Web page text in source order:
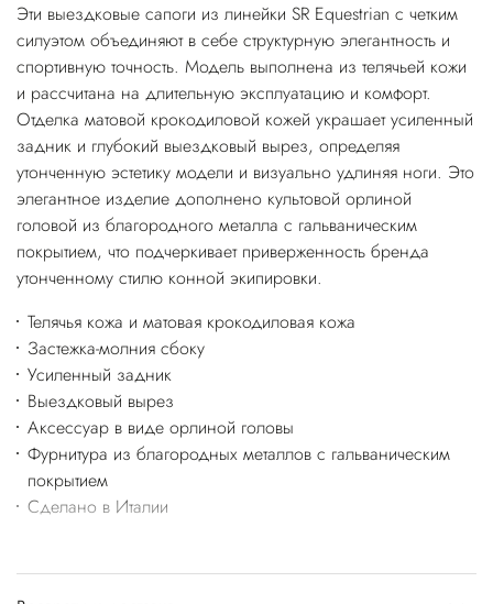
Эти выездковые сапоги из линейки SR Equestrian с четким
силуэтом объединяют в себе структурную элегантность и
спортивную точность. Модель выполнена из телячьей кожи
и рассчитана на длительную эксплуатацию и комфорт.
Отделка матовой крокодиловой кожей украшает усиленный
задник и глубокий выездковый вырез, определяя
утонченную эстетику модели и визуально удлиняя ноги. Это
элегантное изделие дополнено культовой орлиной
головой из благородного металла с гальваническим
покрытием, что подчеркивает приверженность бренда
утонченному стилю конной экипировки.
Телячья кожа и матовая крокодиловая кожа
Застежка-молния сбоку
Усиленный задник
Выездковый вырез
Аксессуар в виде орлиной головы
Фурнитура из благородных металлов с гальваническим
покрытием
Сделано в Италии